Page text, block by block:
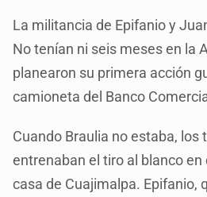
La militancia de Epifanio y
No tenían ni seis meses en la
planearon su primera acción
camioneta del Banco
Cuando Braulia no estaba, los
entrenaban el tiro al blanco
casa de Cuajimalpa. Epifanio,